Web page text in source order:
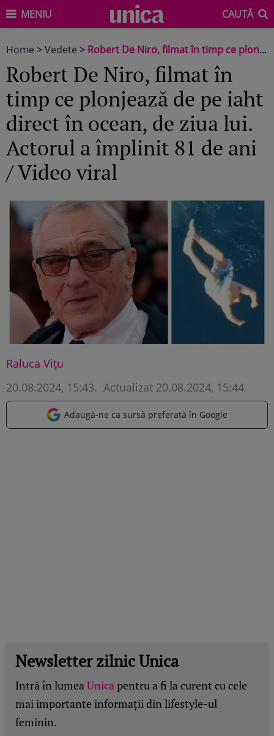
MENIU CAUTĂ
Home >Vedete > Robert De Niro, filmat în timp ce plonjează de pe iaht direct în ocean, de ziua lui. Actorul a împlinit 81 de ani / Video viral
Robert De Niro, filmat în
timp ce plonjează de pe iaht
direct în ocean, de ziua lui.
Actorul a împlinit 81 de ani
/ Video viral
Raluca Vițu
20.08.2024, 15:43. Actualizat 20.08.2024, 15:44
Adaugă-ne ca sursă preferată în Google
Newsletter zilnic Unica
Intră în lumeaUnicapentru a fi la curent cu cele
mai importante informații din lifestyle-ul
feminin.